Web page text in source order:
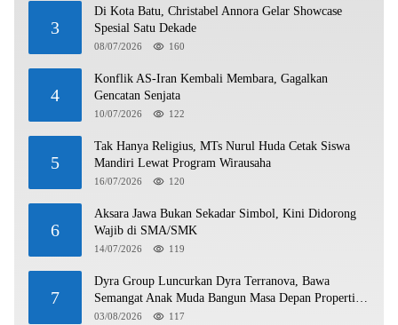
3
Di Kota Batu, Christabel Annora Gelar Showcase
Spesial Satu Dekade
08/07/2026 160
4
Konflik AS-Iran Kembali Membara, Gagalkan
Gencatan Senjata
10/07/2026 122
5
Tak Hanya Religius, MTs Nurul Huda Cetak Siswa
Mandiri Lewat Program Wirausaha
16/07/2026 120
6
Aksara Jawa Bukan Sekadar Simbol, Kini Didorong
Wajib di SMA/SMK
14/07/2026 119
7
Dyra Group Luncurkan Dyra Terranova, Bawa
Semangat Anak Muda Bangun Masa Depan Properti
Batam
03/08/2026 117